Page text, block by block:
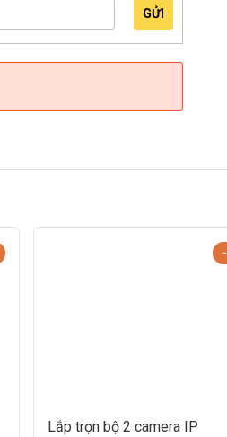
GỬI
Lắp trọn bộ 2 camera IP